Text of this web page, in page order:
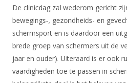
Verenigingsondersteuning
Witte Vlekkenplan
Oprichting Vereniging
Overschrijven leden
Wedstrijdorganisatie
Nieuws
Aanvragen van scheidsrechters
Scheidsrechterslijst
Import inschrijvingen uit Nahouw
Tuchtzaken
Archief
Infotheek
Bibliotheek
De clinicdag zal wederom gericht
bewegings-, gezondheids- en
schermsport en is daardoor een
brede groep van schermers uit de
jaar en ouder). Uiteraard is er ook
vaardigheden toe te passen in